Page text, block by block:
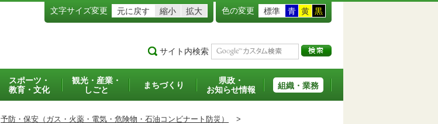
文字サイズ変更 元に戻す 縮小 拡大 色の変更 標準 青 黄 黒
サイト内検索
スポーツ・
教育・文化
観光・産業・
しごと
まちづくり
県政・
お知らせ情報
組織・業務
予防・保安（ガス・火薬・電気・危険物・石油コンビナート防災）
>